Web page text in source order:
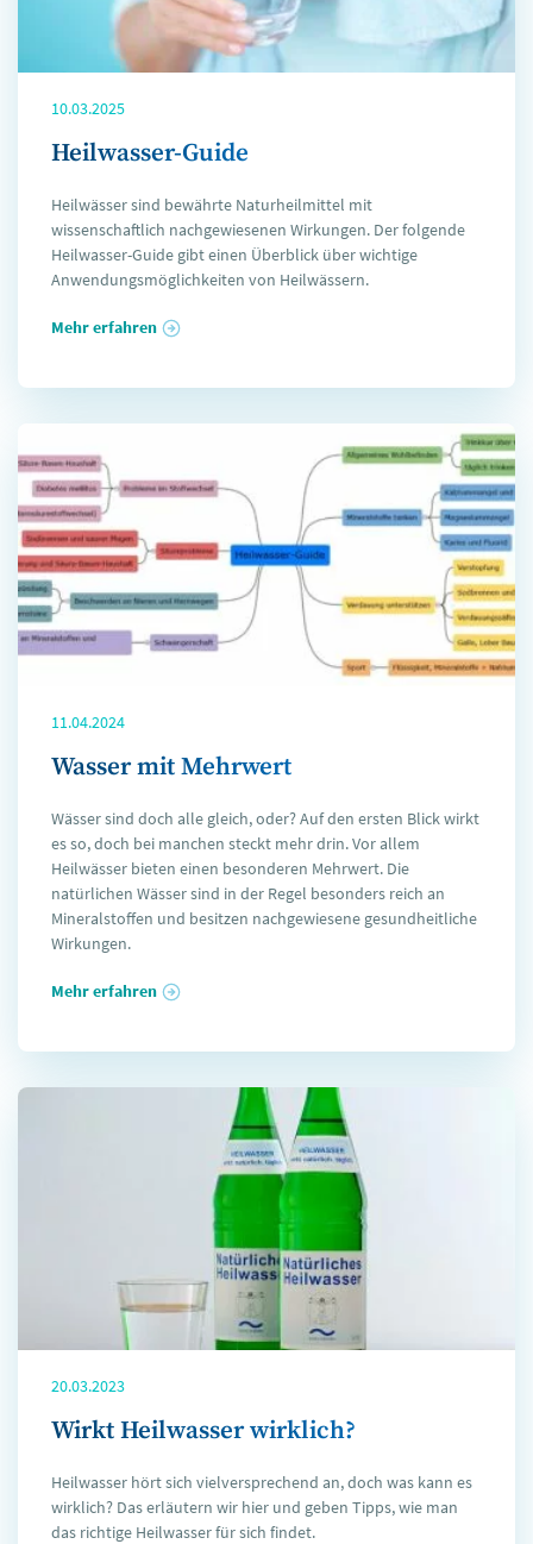
10.03.2025
Heilwasser-Guide
Heilwässer sind bewährte Naturheilmittel mit
wissenschaftlich nachgewiesenen Wirkungen. Der folgende
Heilwasser-Guide gibt einen Überblick über wichtige
Anwendungsmöglichkeiten von Heilwässern.
Mehr erfahren
11.04.2024
Wasser mit Mehrwert
Wässer sind doch alle gleich, oder? Auf den ersten Blick wirkt
es so, doch bei manchen steckt mehr drin. Vor allem
Heilwässer bieten einen besonderen Mehrwert. Die
natürlichen Wässer sind in der Regel besonders reich an
Mineralstoffen und besitzen nachgewiesene gesundheitliche
Wirkungen.
Mehr erfahren
20.03.2023
Wirkt Heilwasser wirklich?
Heilwasser hört sich vielversprechend an, doch was kann es
wirklich? Das erläutern wir hier und geben Tipps, wie man
das richtige Heilwasser für sich findet.